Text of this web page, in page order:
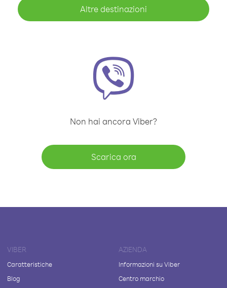
Altre destinazioni
Non hai ancora Viber?
Scarica ora
VIBER
Caratteristiche
Blog
AZIENDA
Informazioni su Viber
Centro marchio